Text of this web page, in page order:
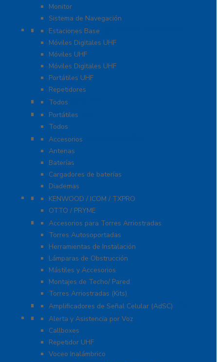
Monitor
Sistema de Navegación
Radios Comerciales ICOM / KENWOOD
Estaciones Base
Móviles Digitales UHF
Móviles UHF
Móviles Digitales UHF
Portátiles UHF
Repetidores
Radios ICOM WiFi
Todos
Radios Marinos
Portátiles
Todos
Accesorios para KENWOOD
Accesorios
Antenas
Baterías
Cargadores de baterías
Diademas
Refacciones
KENWOOD / ICOM / TXPRO
OTTO / PRYME
Torres y Mástiles
Accesorios para Torres Arriostradas
Torres Autosoportadas
Herramientas de Instalación
Lámparas de Obstrucción
Mástiles y Accesorios
Montajes de Techo/ Pared
Torres Arriostradas (Kits)
Cobertura para Celular 4G LTE, 3G y Voz
Amplificadores de Señal Celular (AdSC)
Soluciones RITRON
Alerta y Asistencia por Voz
Callboxes
Repetidor UHF
Voceo Inalámbrico